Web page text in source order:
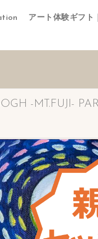
アート体験ギフト
-MT.FUJI-